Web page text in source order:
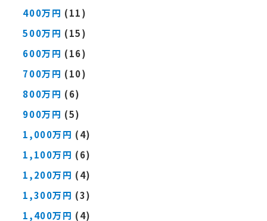
400万円 (11)
500万円 (15)
600万円 (16)
700万円 (10)
800万円 (6)
900万円 (5)
1,000万円 (4)
1,100万円 (6)
1,200万円 (4)
1,300万円 (3)
1,400万円 (4)